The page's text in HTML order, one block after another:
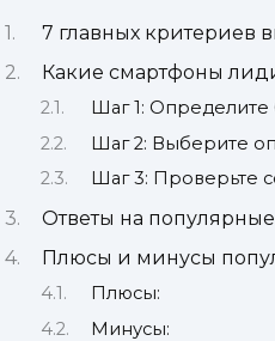
7 главных критериев
Какие смартфоны
Шаг 1:
Шаг 2: Выберите
Шаг 3: Проверьте
Ответы на
Плюсы и минусы
Плюсы:
Минусы: